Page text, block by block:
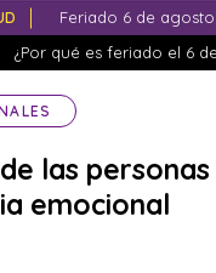
Feriado 6 de
¿Por qué es feriado el 6
las personas
emocional